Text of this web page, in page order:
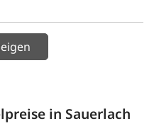
in Sauerlach